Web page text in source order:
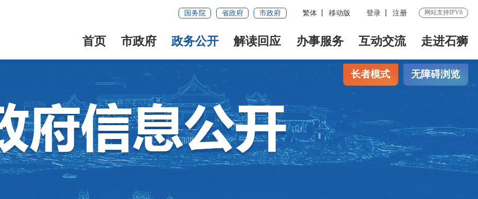
国务院 省政府 市政府 繁体 移动版 登录 注册 网站支持IPV6
首页 市政府 政务公开 解读回应 办事服务 互动交流 走进石狮
长者模式 无障碍浏览